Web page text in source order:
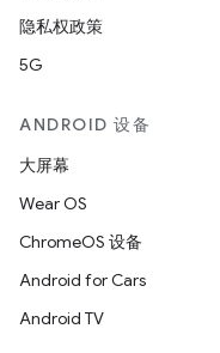
隐私权政策
5G
ANDROID 设备
大屏幕
Wear OS
ChromeOS 设备
Android for Cars
Android TV